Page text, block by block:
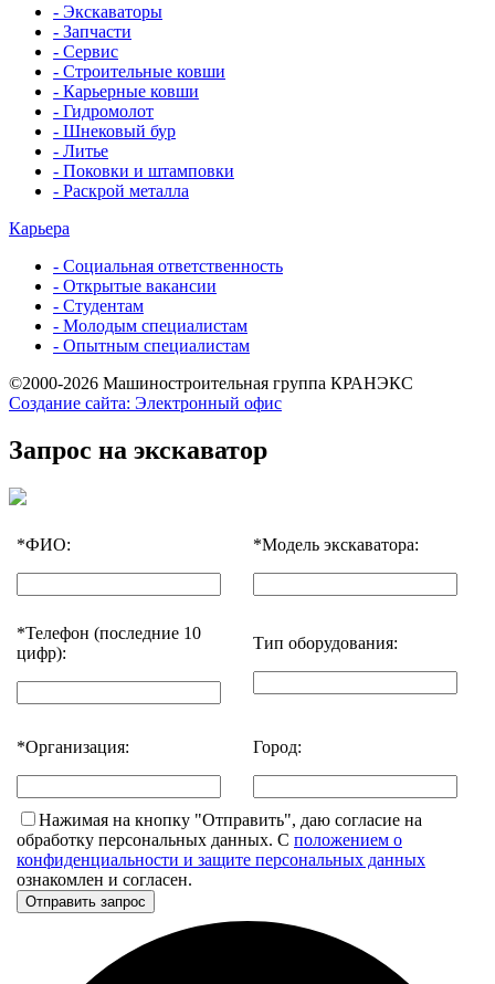
- Экскаваторы
- Запчасти
- Сервис
- Строительные ковши
- Карьерные ковши
- Гидромолот
- Шнековый бур
- Литье
- Поковки и штамповки
- Раскрой металла
Карьера
- Социальная ответственность
- Открытые вакансии
- Студентам
- Молодым специалистам
- Опытным специалистам
©2000-2026 Машиностроительная группа КРАНЭКС
Создание сайта: Электронный офис
Запрос на экскаватор
*ФИО: *Модель экскаватора:
*Телефон (последние 10
цифр):
Тип оборудования:
*Организация: Город:
Нажимая на кнопку "Отправить", даю согласие на
обработку персональных данных. С положением о
конфиденциальности и защите персональных данных
ознакомлен и согласен.